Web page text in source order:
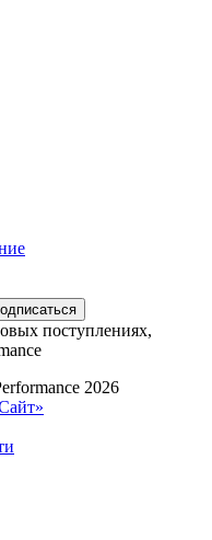
поступлениях,
2026